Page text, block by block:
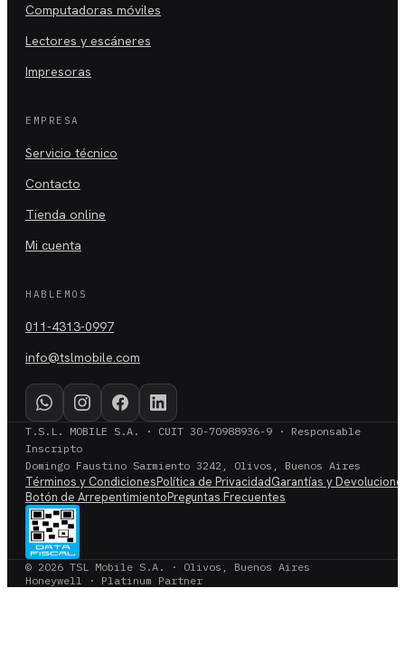
Computadoras móviles
Lectores y escáneres
Impresoras
EMPRESA
Servicio técnico
Contacto
Tienda online
Mi cuenta
HABLEMOS
011-4313-0997
info@tslmobile.com
T.S.L. MOBILE S.A. · CUIT 30-70988936-9 · Responsable
Inscripto
Domingo Faustino Sarmiento 3242, Olivos, Buenos Aires
Términos y CondicionesPolítica de PrivacidadGarantías y
Botón de ArrepentimientoPreguntas Frecuentes
© 2026 TSL Mobile S.A. · Olivos, Buenos Aires
Honeywell · Platinum Partner